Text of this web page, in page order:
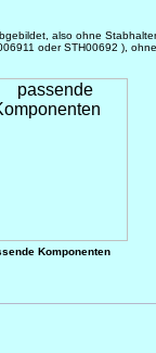
also ohne
oder STH00692 ),
Komponenten